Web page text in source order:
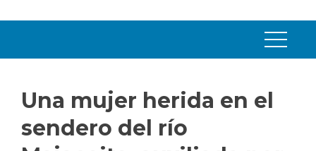
Una mujer herida en el
sendero del río